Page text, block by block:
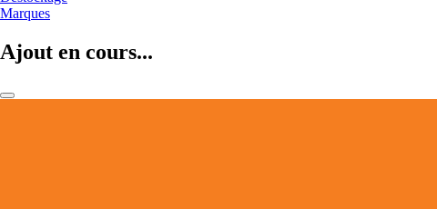
Marques
Ajout en cours...